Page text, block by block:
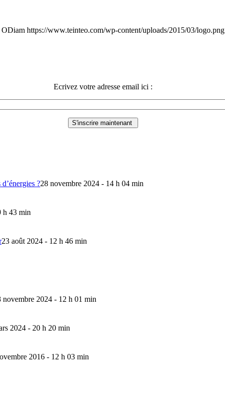
ODiam https://www.teinteo.com/wp-content/uploads/2015/03/logo.png
Ecrivez votre adresse email ici :
?28 novembre 2024 - 14 h 04 min
h 43 min
23 août 2024 - 12 h 46 min
novembre 2024 - 12 h 01 min
2024 - 20 h 20 min
2016 - 12 h 03 min